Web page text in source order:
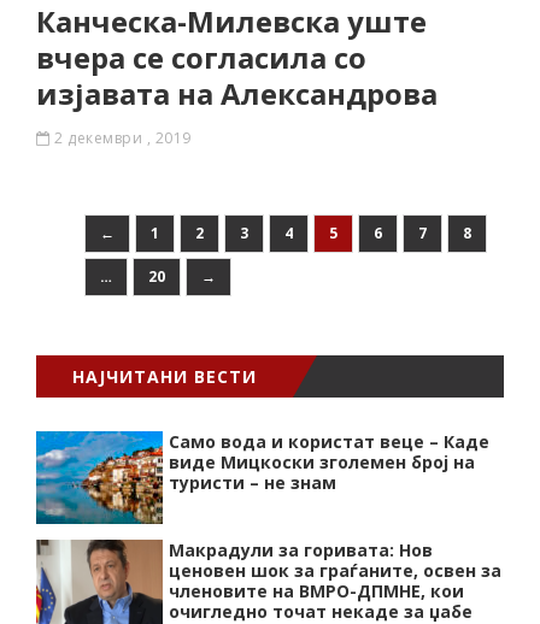
Канческа-Милевска уште
вчера се согласила со
изјавата на Александрова
2 декември , 2019
← 1 2 3 4 5 6 7 8
… 20 →
НАЈЧИТАНИ ВЕСТИ
Само вода и користат веце – Каде
виде Мицкоски зголемен број на
туристи – не знам
Макрадули за горивата: Нов
ценовен шок за граѓаните, освен за
членовите на ВМРО-ДПМНЕ, кои
очигледно точат некаде за џабе